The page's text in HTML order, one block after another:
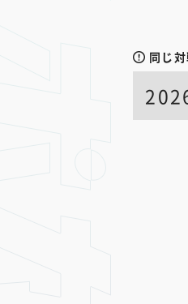
同じ